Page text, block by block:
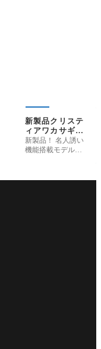
新製品クリステ
ィアワカサギリ
ールCRS＋入
荷！
新製品！ 名人誘い
機能搭載モデルに
すすめワカサギ電